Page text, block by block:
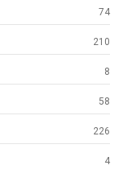
74
210
8
58
226
4